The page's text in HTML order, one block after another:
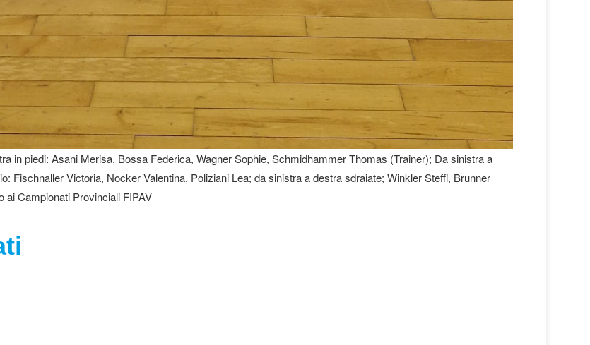
in piedi: Asani Merisa, Bossa Federica, Wagner Sophie, Schmidhammer Thomas (Trainer); Da sinistra a
Fischnaller Victoria, Nocker Valentina, Poliziani Lea; da sinistra a destra sdraiate; Winkler Steffi, Brunner
ai Campionati Provinciali FIPAV